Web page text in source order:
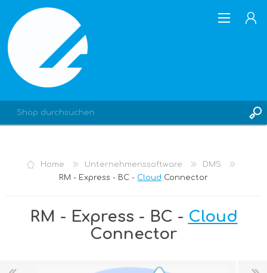
REGISTRIERUNG
ANMELDEN
Home Unternehmenssoftware
DMS
RM - Express - BC - Cloud Connector
RM - Express - BC - Cloud
Connector